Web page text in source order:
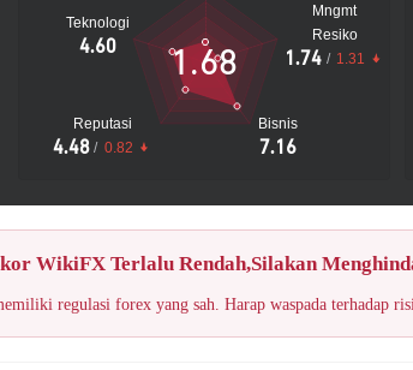
Teknologi
4.60
Reputasi
4.48 / 0.82
Bisnis
7.16
Mngmt
Resiko
1.74 / 1.31
1.68
WikiFX Terlalu Rendah,Silakan
regulasi forex yang sah. Harap waspada terhadap